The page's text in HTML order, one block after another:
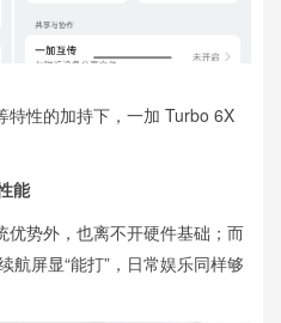
特性的加持下，一加 Turbo 6X
能
优势外，也离不开硬件基础；而
航屏显“能打”，日常娱乐同样够